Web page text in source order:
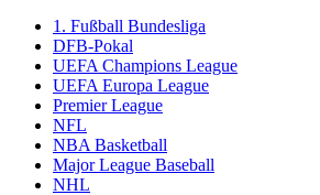
1. Fußball Bundesliga
DFB-Pokal
UEFA Champions League
UEFA Europa League
Premier League
NFL
NBA Basketball
Major League Baseball
NHL